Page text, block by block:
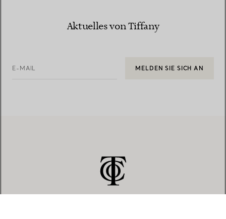
Aktuelles von Tiffany
E-MAIL MELDEN SIE SICH AN